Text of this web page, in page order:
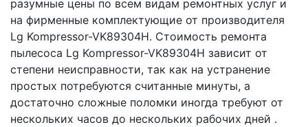
разумные цены по всем видам ремонтных услуг и
на фирменные комплектующие от производителя
Lg Kompressor-VK89304H. Стоимость ремонта
пылесоса Lg Kompressor-VK89304H зависит от
степени неисправности, так как на устранение
простых потребуются считанные минуты, а
достаточно сложные поломки иногда требуют от
нескольких часов до нескольких рабочих дней .